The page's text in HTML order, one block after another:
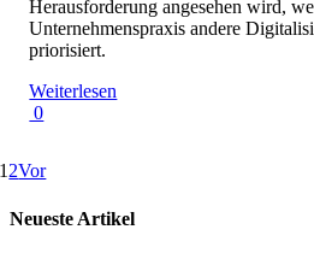
Herausforderung angesehen wird,
Unternehmenspraxis andere
priorisiert.
Weiterlesen
0
12Vor
Neueste Artikel